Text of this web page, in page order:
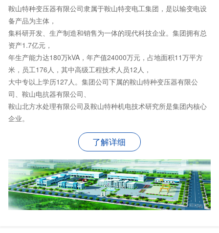
鞍山特种变压器有限公司隶属于鞍山特变电工集团，是以输变电设
备产品为主体，
集科研开发、生产制造和销售为一体的现代科技企业。集团拥有总
资产1.7亿元，
年生产能力达180万kVA，年产值24000万元，占地面积11万平方
米，员工176人，其中高级工程技术人员12人，
大中专以上学历127人。集团公司下属的鞍山特种变压器有限公
司、鞍山电抗器有限公司、
鞍山北方水处理有限公司及鞍山特种机电技术研究所是集团内核心
企业。
了解详细